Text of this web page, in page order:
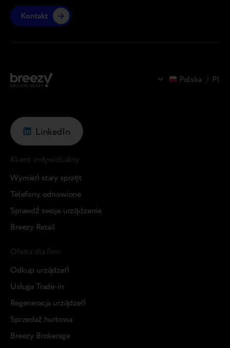
Polska / Pl
Kontakt
LinkedIn
Klient indywidualny
Wymień stary sprzęt
Telefony odnowione
Sprawdź swoje urządzenie
Breezy Retail
Oferta dla firm
Odkup urządzeń
Usługa Trade-in
Regeneracja urządzeń
Sprzedaż hurtowa
Breezy Brokerage